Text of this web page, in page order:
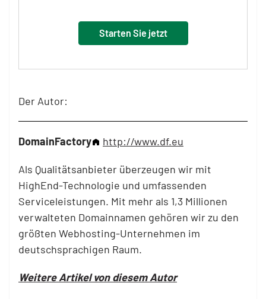
Starten Sie jetzt
Der Autor:
DomainFactory http://www.df.eu
Als Qualitätsanbieter überzeugen wir mit
HighEnd-Technologie und umfassenden
Serviceleistungen. Mit mehr als 1,3 Millionen
verwalteten Domainnamen gehören wir zu den
größten Webhosting-Unternehmen im
deutschsprachigen Raum.
Weitere Artikel von diesem Autor